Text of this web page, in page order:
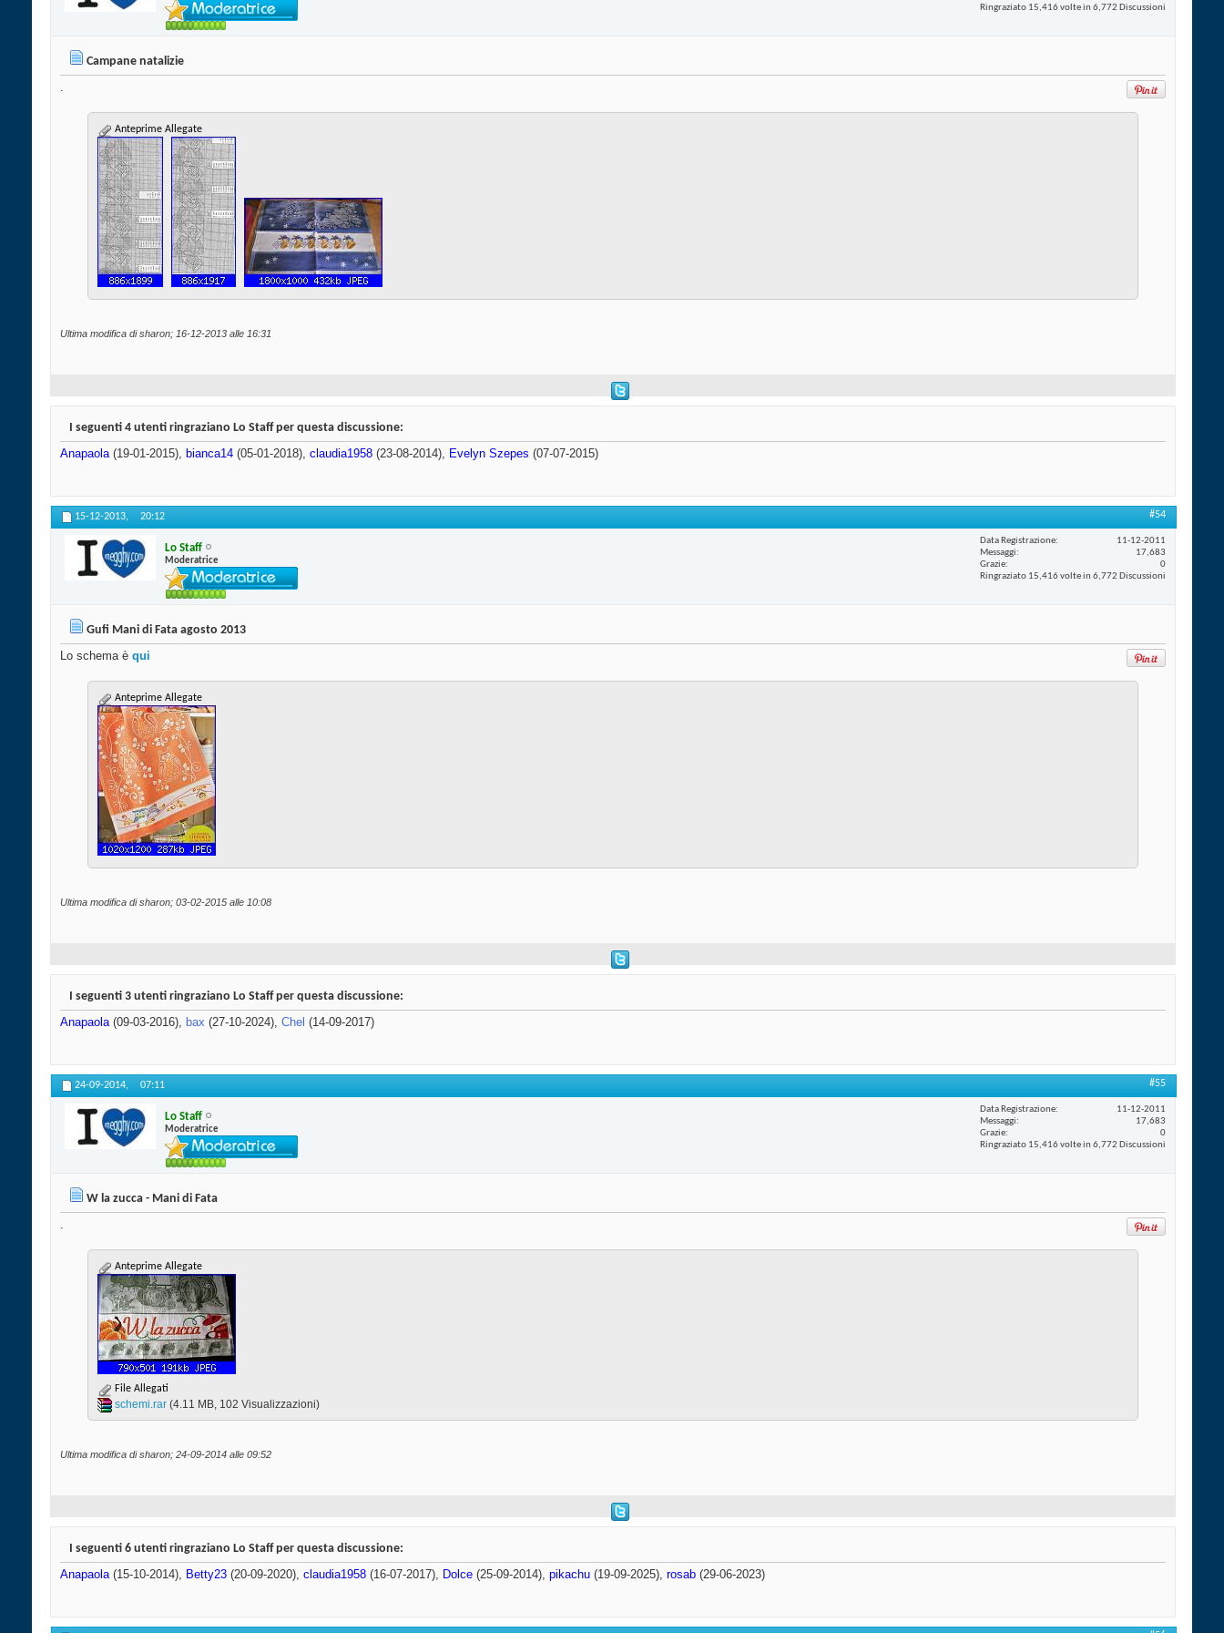
Ringraziato 15,416 volte in 6,772 Discussioni
Campane natalizie
.
Anteprime Allegate
Ultima modifica di sharon; 16-12-2013 alle 16:31
I seguenti 4 utenti ringraziano Lo Staff per questa discussione:
Anapaola(19-01-2015), bianca14 (05-01-2018), claudia1958 (23-08-2014), Evelyn Szepes (07-07-2015)
15-12-2013, 20:12 #54
Lo Staff
Moderatrice
Data Registrazione
11-12-2011
Messaggi
17,683
Grazie
0
Ringraziato 15,416 volte in 6,772 Discussioni
Gufi Mani di Fata agosto 2013
Lo schema è qui
Anteprime Allegate
Ultima modifica di sharon; 03-02-2015 alle 10:08
I seguenti 3 utenti ringraziano Lo Staff per questa discussione:
Anapaola(09-03-2016), bax (27-10-2024), Chel (14-09-2017)
24-09-2014, 07:11 #55
Lo Staff
Moderatrice
Data Registrazione
11-12-2011
Messaggi
17,683
Grazie
0
Ringraziato 15,416 volte in 6,772 Discussioni
W la zucca - Mani di Fata
.
Anteprime Allegate
File Allegati
schemi.rar‎ (4.11 MB, 102 Visualizzazioni)
Ultima modifica di sharon; 24-09-2014 alle 09:52
I seguenti 6 utenti ringraziano Lo Staff per questa discussione:
Anapaola(15-10-2014), Betty23 (20-09-2020), claudia1958 (16-07-2017), Dolce (25-09-2014), pikachu (19-09-2025), rosab (29-06-2023)